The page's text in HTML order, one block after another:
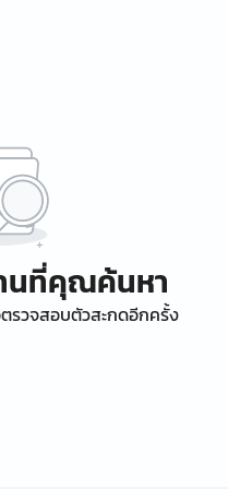
นที่คุณค้นหา
รวจสอบตัวสะกดอีกครั้ง